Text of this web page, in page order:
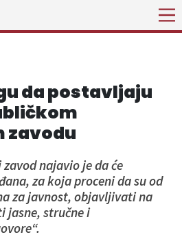
da postavljaju
zavodu
najavio je da će
za koja proceni da su od
za javnost, objavljivati na
jasne, stručne i